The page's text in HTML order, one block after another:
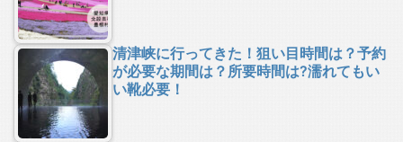
清津峡に行ってきた！狙い目時間は？予約
が必要な期間は？所要時間は?濡れてもい
い靴必要！